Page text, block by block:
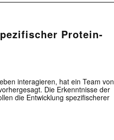
Protein-
interagieren, hat ein Team von
Die Erkenntnisse der
die Entwicklung spezifischerer